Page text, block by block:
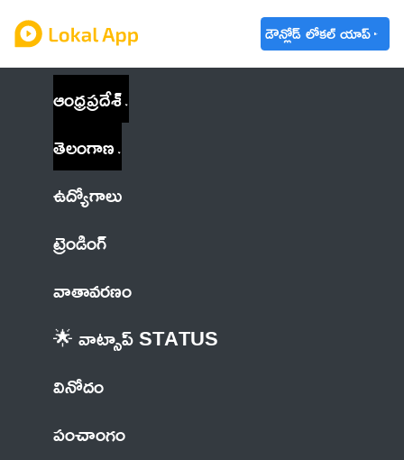
డౌన్లోడ్ లోకల్ యాప్
ఆంధ్రప్రదేశ్
తెలంగాణ
ఉద్యోగాలు
ట్రెండింగ్
వాతావరణం
🌟 వాట్సాప్ STATUS
వినోదం
పంచాంగం